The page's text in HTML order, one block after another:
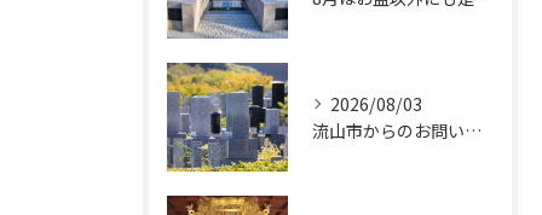
2026/08/03
流山市からのお問い合わせが急増中です、かなり悪質な業者さんとお寺さんらしいです